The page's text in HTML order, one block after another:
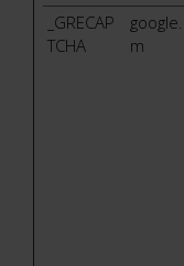
_GRECAP
TCHA
m